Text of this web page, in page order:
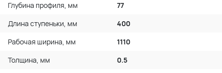
Глубина профиля, мм
77
Длина ступеньки, мм
400
Рабочая ширина, мм
1110
Толщина, мм
0.5